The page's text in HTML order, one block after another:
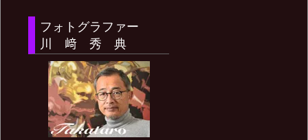
フォトグラファー
川 﨑 秀 典